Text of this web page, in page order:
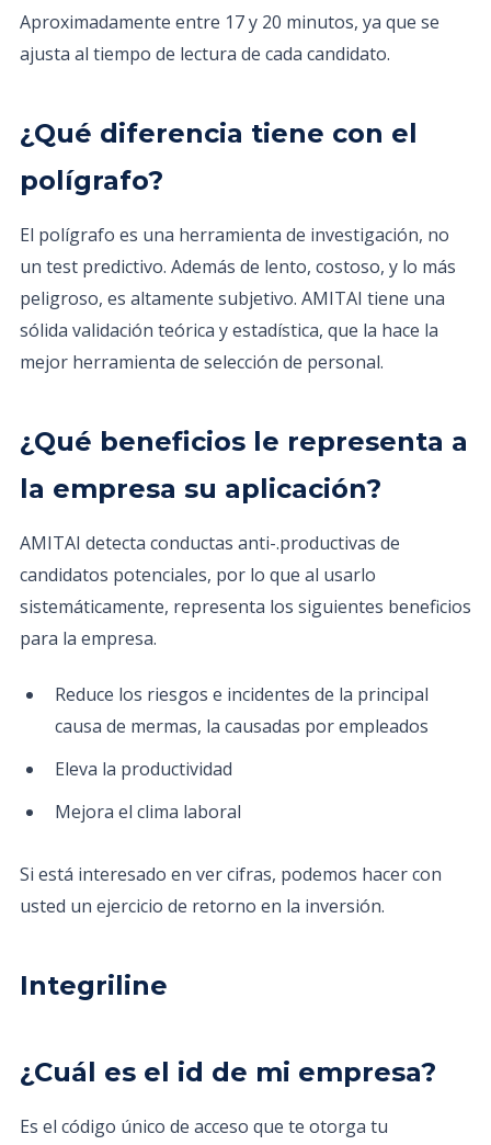
Aproximadamente entre 17 y 20 minutos, ya que se
ajusta al tiempo de lectura de cada candidato.
¿Qué diferencia tiene con el
polígrafo?
El polígrafo es una herramienta de investigación, no
un test predictivo. Además de lento, costoso, y lo más
peligroso, es altamente subjetivo. AMITAI tiene una
sólida validación teórica y estadística, que la hace la
mejor herramienta de selección de personal.
¿Qué beneficios le representa a
la empresa su aplicación?
AMITAI detecta conductas anti-.productivas de
candidatos potenciales, por lo que al usarlo
sistemáticamente, representa los siguientes beneficios
para la empresa.
Reduce los riesgos e incidentes de la principal
causa de mermas, la causadas por empleados
Eleva la productividad
Mejora el clima laboral
Si está interesado en ver cifras, podemos hacer con
usted un ejercicio de retorno en la inversión.
Integriline
¿Cuál es el id de mi empresa?
Es el código único de acceso que te otorga tu